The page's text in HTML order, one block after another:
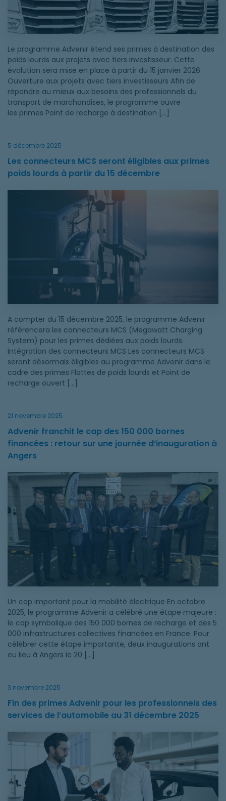
Le programme Advenir étend ses primes à destination des
poids lourds aux projets avec tiers investisseur. Cette
évolution sera mise en place à partir du 15 janvier 2026
Ouverture aux projets avec tiers investisseurs Afin de
répondre au mieux aux besoins des professionnels du
transport de marchandises, le programme ouvre
les primes Point de recharge à destination […]
5 décembre 2025
Les connecteurs MCS seront éligibles aux primes
poids lourds à partir du 15 décembre
Les connecteurs MCS seront éligibles aux primes poids
A compter du 15 décembre 2025, le programme Advenir
référencera les connecteurs MCS (Megawatt Charging
System) pour les primes dédiées aux poids lourds.
Intégration des connecteurs MCS Les connecteurs MCS
seront désormais éligibles au programme Advenir dans le
cadre des primes Flottes de poids lourds et Point de
recharge ouvert […]
21 novembre 2025
Advenir franchit le cap des 150 000 bornes
financées : retour sur une journée d’inauguration à
Angers
Advenir franchit le cap des 150 000 bornes financées : retour
Un cap important pour la mobilité électrique En octobre
2025, le programme Advenir a célébré une étape majeure :
le cap symbolique des 150 000 bornes de recharge et des 5
000 infrastructures collectives financées en France. Pour
célébrer cette étape importante, deux inaugurations ont
eu lieu à Angers le 20 […]
3 novembre 2025
Fin des primes Advenir pour les professionnels des
services de l’automobile au 31 décembre 2025
Fin des primes Advenir pour les professionnels des services